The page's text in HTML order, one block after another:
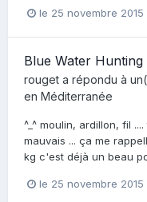
le 25 novembre 2015
Blue Water
rouget a répondu à
en Méditerranée
^_^ moulin, ardillon, fil
mauvais ... ça me
kg c'est déjà un beau
le 25 novembre 2015